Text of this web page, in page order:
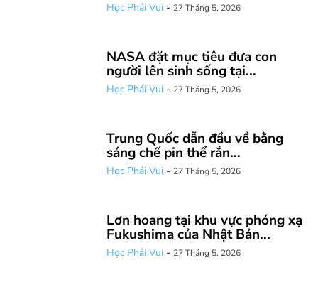
Học Phải Vui - 27 Tháng 5, 2026
NASA đặt mục tiêu đưa con
người lên sinh sống tại...
Học Phải Vui - 27 Tháng 5, 2026
Trung Quốc dẫn đầu về bằng
sáng chế pin thể rắn...
Học Phải Vui - 27 Tháng 5, 2026
Lơn hoang tại khu vực phóng xạ
Fukushima của Nhật Bản...
Học Phải Vui - 27 Tháng 5, 2026